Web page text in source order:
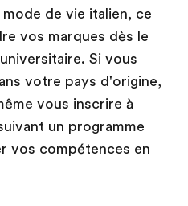
de vie italien, ce
vos marques dès le
Si vous
votre pays d'origine,
vous inscrire à
un programme
vos compétences en